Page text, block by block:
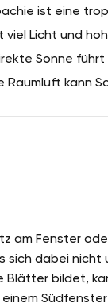
ist eine
viel Licht und
Sonne
Raumluft kann
am Fenster
sich dabei nicht
bildet,